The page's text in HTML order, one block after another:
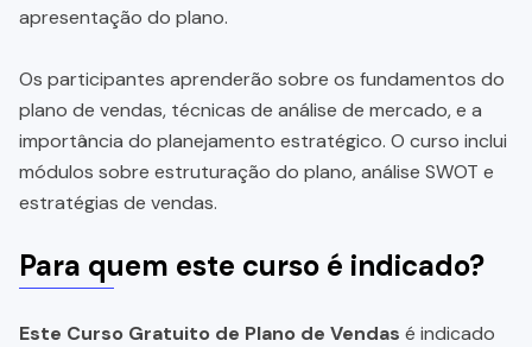
apresentação do plano.
Os participantes aprenderão sobre os fundamentos do
plano de vendas, técnicas de análise de mercado, e a
importância do planejamento estratégico. O curso inclui
módulos sobre estruturação do plano, análise SWOT e
estratégias de vendas.
Para quem este curso é indicado?
Este Curso Gratuito de Plano de Vendas é indicado